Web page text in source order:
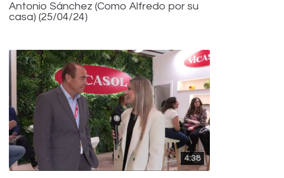
Antonio Sánchez (Como Alfredo por su
casa) (25/04/24)
4:38